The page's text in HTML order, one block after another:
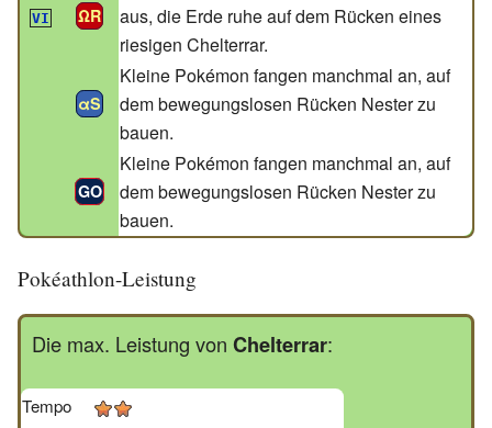
VI ΩR
aus, die Erde ruhe auf dem Rücken eines
riesigen Chelterrar.
αS
Kleine Pokémon fangen manchmal an, auf
dem bewegungslosen Rücken Nester zu
bauen.
GO
Kleine Pokémon fangen manchmal an, auf
dem bewegungslosen Rücken Nester zu
bauen.
Pokéathlon-Leistung
Die max. Leistung von Chelterrar:
Tempo